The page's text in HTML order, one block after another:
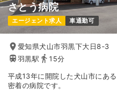
さとう病院
エージェント求人 車通勤可
愛知県犬山市羽黒下大日8-3
羽黒駅
15分
平成13年に開院した犬山市にあ
密着の病院です。